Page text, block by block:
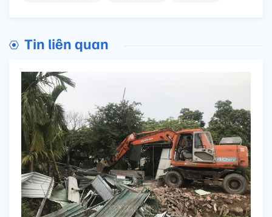
Tin liên quan